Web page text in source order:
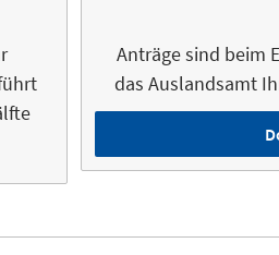
Anträge sind beim
das Auslandsamt